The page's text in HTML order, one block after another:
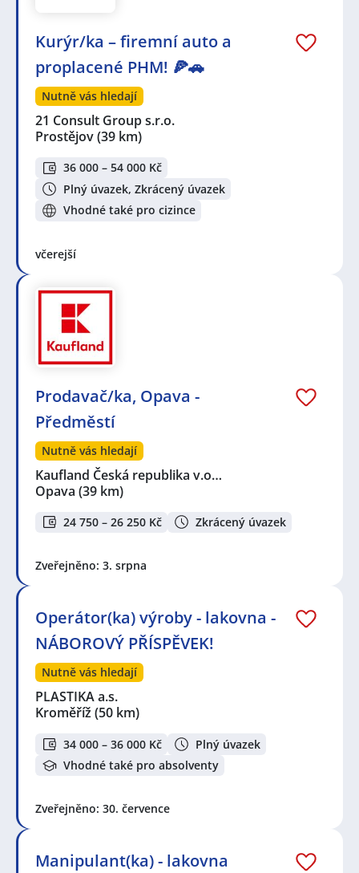
Kurýr/ka – firemní auto a
proplacené PHM! 🍕🚗
Nutně vás hledají
21 Consult Group s.r.o.
Prostějov(39 km)
36 000 – 54 000 Kč
Plný úvazek, Zkrácený úvazek
Vhodné také pro cizince
včerejší
Prodavač/ka, Opava -
Předměstí
Nutně vás hledají
Kaufland Česká republika v.o…
Opava (39 km)
24 750 – 26 250 Kč Zkrácený úvazek
Zveřejněno: 3. srpna
Operátor(ka) výroby - lakovna -
NÁBOROVÝ PŘÍSPĚVEK!
Nutně vás hledají
PLASTIKA a.s.
Kroměříž (50 km)
34 000 – 36 000 Kč
Plný úvazek
Vhodné také pro absolventy
Zveřejněno: 30. července
Manipulant(ka) - lakovna